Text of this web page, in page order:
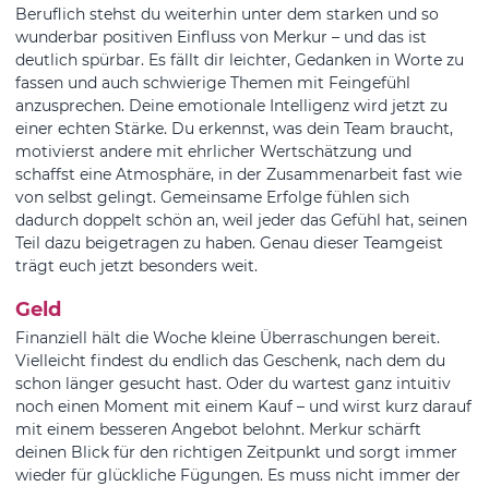
Beruflich stehst du weiterhin unter dem starken und so
wunderbar positiven Einfluss von Merkur – und das ist
deutlich spürbar. Es fällt dir leichter, Gedanken in Worte zu
fassen und auch schwierige Themen mit Feingefühl
anzusprechen. Deine emotionale Intelligenz wird jetzt zu
einer echten Stärke. Du erkennst, was dein Team braucht,
motivierst andere mit ehrlicher Wertschätzung und
schaffst eine Atmosphäre, in der Zusammenarbeit fast wie
von selbst gelingt. Gemeinsame Erfolge fühlen sich
dadurch doppelt schön an, weil jeder das Gefühl hat, seinen
Teil dazu beigetragen zu haben. Genau dieser Teamgeist
trägt euch jetzt besonders weit.
Geld
Finanziell hält die Woche kleine Überraschungen bereit.
Vielleicht findest du endlich das Geschenk, nach dem du
schon länger gesucht hast. Oder du wartest ganz intuitiv
noch einen Moment mit einem Kauf – und wirst kurz darauf
mit einem besseren Angebot belohnt. Merkur schärft
deinen Blick für den richtigen Zeitpunkt und sorgt immer
wieder für glückliche Fügungen. Es muss nicht immer der